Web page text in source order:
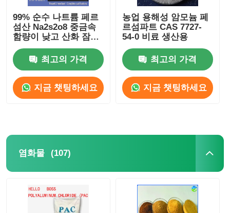
물 처리 물질
일상 사용 화학물질
99% 순수 나트륨 페르
섬산 Na2s2o8 중금속
함량이 낮고 산화 잠재
력이 높다
최고의 가격
지금 챗팅하세요
농업 용해성 암모늄 페
르섬파트 CAS 7727-
54-0 비료 생산용
최고의 가격
지금 챗팅하세요
염화물 (107)